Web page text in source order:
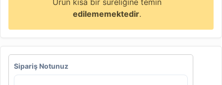
Ürün kısa bir süreliğine temin
edilememektedir.
Sipariş Notunuz